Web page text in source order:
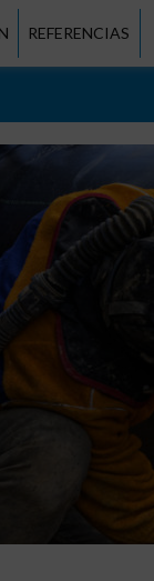
REFERENCIAS